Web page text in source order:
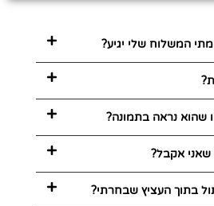
המשלוח שלי יגיע?
שהוא נראה בתמונה?
אקבל?
בתוך העציץ שבחרתי?